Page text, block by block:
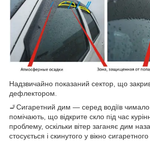
Надзвичайно показаний сектор, що
дефлектором.
🚬Сигаретний дим — серед водіїв чимало
помічають, що відкрите скло під час
проблему, оскільки вітер заганяє дим
стосується і скинутого у вікно